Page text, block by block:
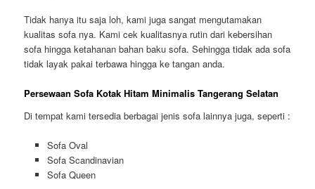
Tidak hanya itu saja loh, kami juga sangat mengutamakan
kualitas sofa nya. Kami cek kualitasnya rutin dari kebersihan
sofa hingga ketahanan bahan baku sofa. Sehingga tidak ada sofa
tidak layak pakai terbawa hingga ke tangan anda.
Persewaan Sofa Kotak Hitam Minimalis Tangerang Selatan
Di tempat kami tersedia berbagai jenis sofa lainnya juga, seperti :
Sofa Oval
Sofa Scandinavian
Sofa Queen